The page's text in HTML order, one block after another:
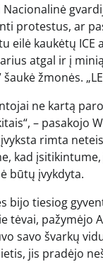
protestus, ar
eilė kaukėtų ICE
atgal ir į
žmonės.
ne kartą
– pasakojo
rimta
kad
būtų įvykdyta.
bijo tiesiog
tėvai, pažymėjo
savo švarkų
jis pradėjo